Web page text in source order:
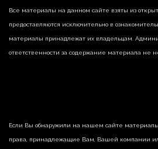
Все материалы на данном сайте взяты из
предоставляются исключительно в
материалы принадлежат их владельцам.
ответственности за содержание материала не
Если Вы обнаружили на нашем сайте
права, принадлежащие Вам, Вашей компании